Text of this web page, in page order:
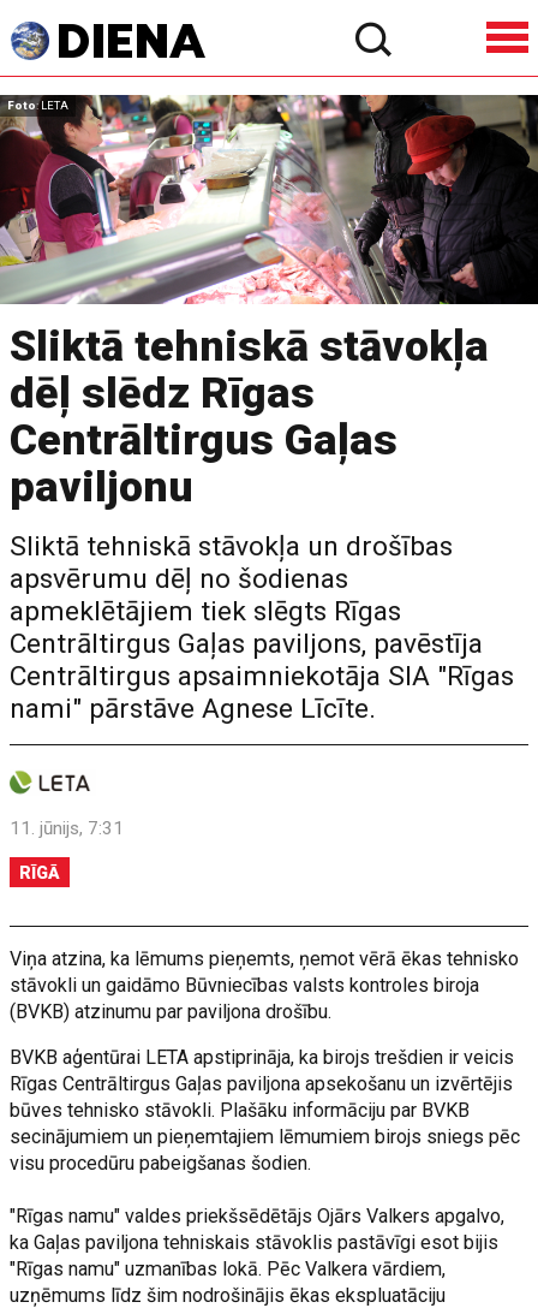
Foto: LETA
Sliktā tehniskā stāvokļa
dēļ slēdz Rīgas
Centrāltirgus Gaļas
paviljonu
Sliktā tehniskā stāvokļa un drošības
apsvērumu dēļ no šodienas
apmeklētājiem tiek slēgts Rīgas
Centrāltirgus Gaļas paviljons, pavēstīja
Centrāltirgus apsaimniekotāja SIA "Rīgas
nami" pārstāve Agnese Līcīte.
11. jūnijs, 7:31
RĪGĀ
Viņa atzina, ka lēmums pieņemts, ņemot vērā ēkas tehnisko
stāvokli un gaidāmo Būvniecības valsts kontroles biroja
(BVKB) atzinumu par paviljona drošību.
BVKB aģentūrai LETA apstiprināja, ka birojs trešdien ir veicis
Rīgas Centrāltirgus Gaļas paviljona apsekošanu un izvērtējis
būves tehnisko stāvokli. Plašāku informāciju par BVKB
secinājumiem un pieņemtajiem lēmumiem birojs sniegs pēc
visu procedūru pabeigšanas šodien.
"Rīgas namu" valdes priekšsēdētājs Ojārs Valkers apgalvo,
ka Gaļas paviljona tehniskais stāvoklis pastāvīgi esot bijis
"Rīgas namu" uzmanības lokā. Pēc Valkera vārdiem,
uzņēmums līdz šim nodrošinājis ēkas ekspluatāciju